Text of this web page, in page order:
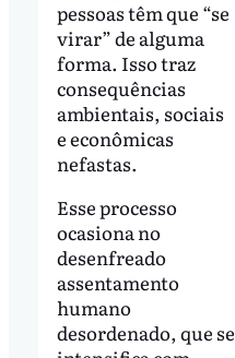
pessoas têm que “se
virar” de alguma
forma. Isso traz
consequências
ambientais, sociais
e econômicas
nefastas.
Esse processo
ocasiona no
desenfreado
assentamento
humano
desordenado, que se